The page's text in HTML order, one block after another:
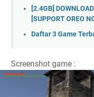
[2.4GB]
[SUPPORT OREO
Daftar 3 Game
Screenshot game :